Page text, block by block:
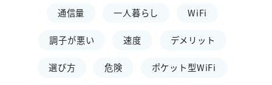
通信量 一人暮らし WiFi
調子が悪い 速度 デメリット
選び方 危険 ポケット型WiFi